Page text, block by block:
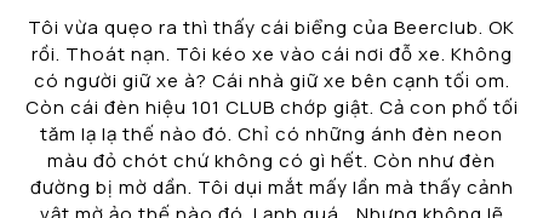
Tôi vừa quẹo ra thì thấy cái biểng của Beerclub. OK
rồi. Thoát nạn. Tôi kéo xe vào cái nơi đỗ xe. Không
có người giữ xe à? Cái nhà giữ xe bên cạnh tối om.
Còn cái đèn hiệu 101 CLUB chớp giật. Cả con phố tối
tăm lạ lạ thế nào đó. Chỉ có những ánh đèn neon
màu đỏ chót chứ không có gì hết. Còn như đèn
đường bị mờ dần. Tôi dụi mắt mấy lần mà thấy cảnh